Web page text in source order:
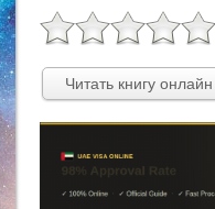
Читать книгу